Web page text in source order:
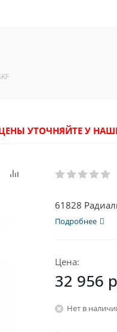
УТОЧНЯЙТЕ У
61828
Подробнее
Цена:
32 956
Нет в